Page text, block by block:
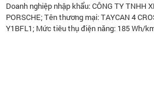
Doanh nghiệp nhập khẩu: CÔNG TY TNHH
PORSCHE; Tên thương mại: TAYCAN 4
Y1BFL1; Mức tiêu thụ điện năng: 185 Wh/